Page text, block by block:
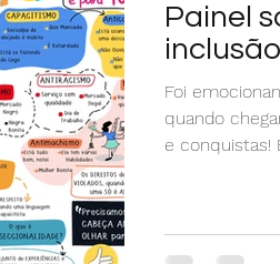
Painel
Foi
quando
e conquistas!